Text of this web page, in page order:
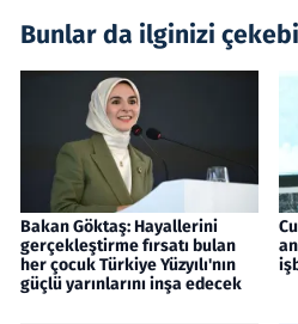
Bunlar da ilginizi
Bakan Göktaş: Hayallerini
gerçekleştirme fırsatı bulan
her çocuk Türkiye Yüzyılı'nın
güçlü yarınlarını inşa edecek